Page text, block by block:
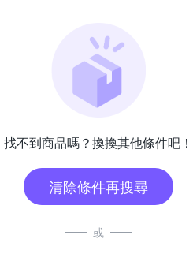
找不到商品嗎？換換其他條件吧！
清除條件再搜尋
或